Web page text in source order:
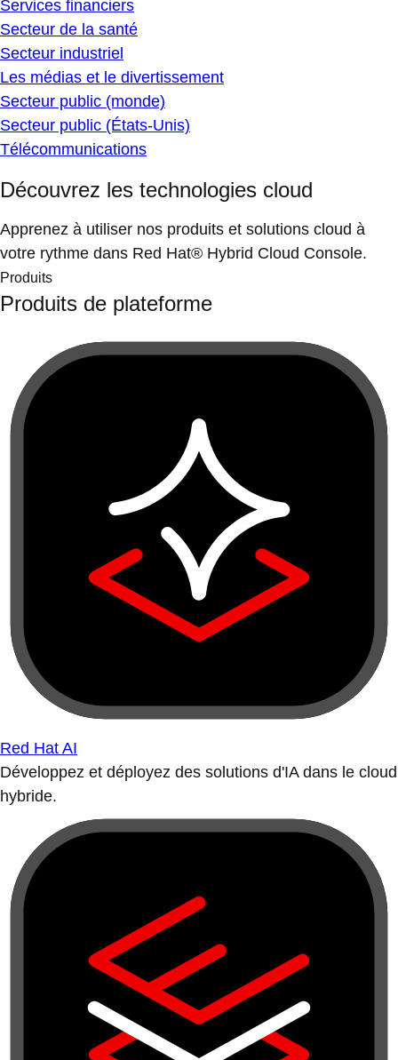
Services financiers
Secteur de la santé
Secteur industriel
Les médias et le divertissement
Secteur public (monde)
Secteur public (États-Unis)
Télécommunications
Découvrez les technologies cloud
Apprenez à utiliser nos produits et solutions cloud à
votre rythme dans Red Hat® Hybrid Cloud Console.
Produits
Produits de plateforme
Red Hat AI
Développez et déployez des solutions d'IA dans le cloud
hybride.